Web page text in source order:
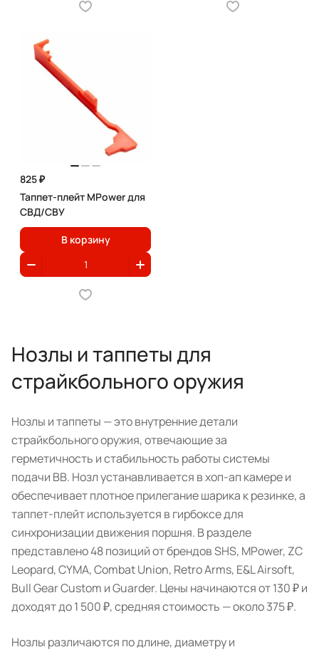
825 ₽
Таппет-плейт MPower для
СВД/СВУ
В корзину
Нозлы и таппеты для
страйкбольного оружия
Нозлы и таппеты — это внутренние детали
страйкбольного оружия, отвечающие за
герметичность и стабильность работы системы
подачи BB. Нозл устанавливается в хоп-ап камере и
обеспечивает плотное прилегание шарика к резинке, а
таппет-плейт используется в гирбоксе для
синхронизации движения поршня. В разделе
представлено 48 позиций от брендов SHS, MPower, ZC
Leopard, CYMA, Combat Union, Retro Arms, E&L Airsoft,
Bull Gear Custom и Guarder. Цены начинаются от 130 ₽ и
доходят до 1 500 ₽, средняя стоимость — около 375 ₽.
Нозлы различаются по длине, диаметру и